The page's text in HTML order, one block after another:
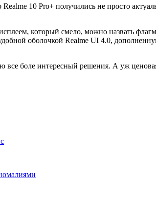
10 Pro+ получились не просто
который смело, можно назвать
оболочкой Realme UI 4.0,
все боле интересный решения. А уж